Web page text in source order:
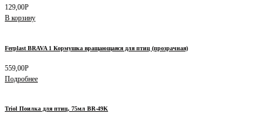
129,00Р
В корзину
Ferplast BRAVA 1 Кормушка вращающаяся для птиц (прозрачная)
559,00Р
Подробнее
Triol Поилка для птиц, 75мл BR-49K